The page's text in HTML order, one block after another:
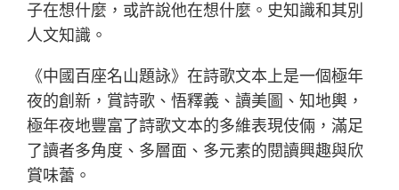
子在想什麼，或許說他在想什麼。史知識和其別
人文知識。
《中國百座名山題詠》在詩歌文本上是一個極年
夜的創新，賞詩歌、悟釋義、讀美圖、知地輿，
極年夜地豐富了詩歌文本的多維表現伎倆，滿足
了讀者多角度、多層面、多元素的閱讀興趣與欣
賞味蕾。